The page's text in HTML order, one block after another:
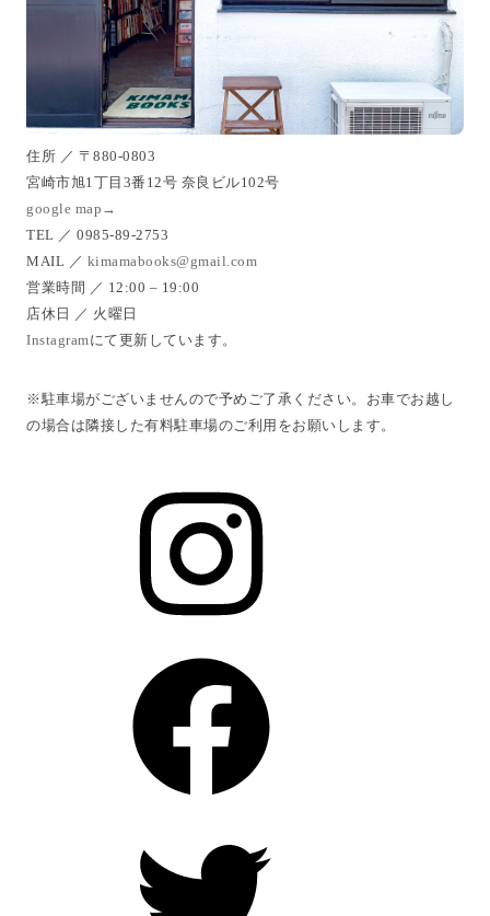
住所 ／ 〒880-0803
宮崎市旭1丁目3番12号 奈良ビル102号
google map→
TEL ／ 0985-89-2753
MAIL ／ kimamabooks@gmail.com
営業時間 ／ 12:00 – 19:00
店休日 ／ 火曜日
Instagram にて更新しています。
※駐車場がございませんので予めご了承ください。お車でお越し
の場合は隣接した有料駐車場のご利用をお願いします。